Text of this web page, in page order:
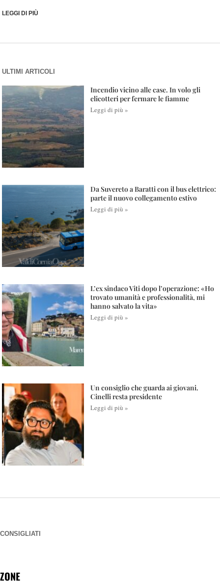
LEGGI DI PIÙ
ULTIMI ARTICOLI
Incendio vicino alle case. In volo gli
elicotteri per fermare le fiamme
Leggi di più »
Da Suvereto a Baratti con il bus elettrico:
parte il nuovo collegamento estivo
Leggi di più »
L’ex sindaco Viti dopo l’operazione: «Ho
trovato umanità e professionalità, mi
hanno salvato la vita»
Leggi di più »
Un consiglio che guarda ai giovani.
Cinelli resta presidente
Leggi di più »
CONSIGLIATI
ZONE